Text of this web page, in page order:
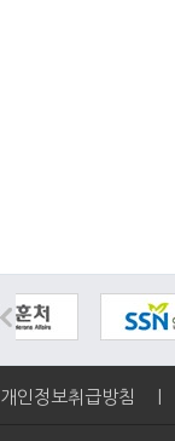
개인정보취급방침